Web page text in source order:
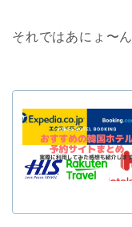
それではあにょ〜ん